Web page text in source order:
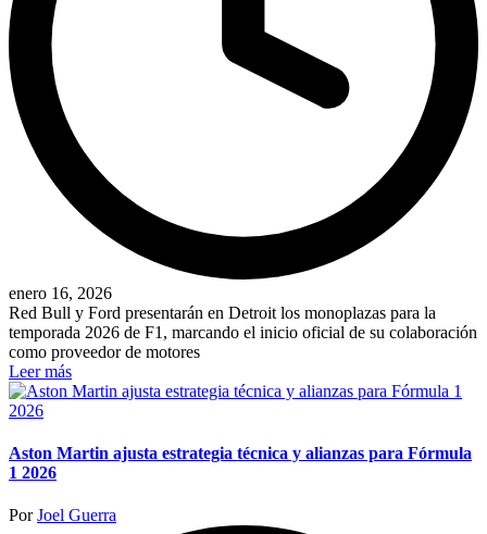
enero 16, 2026
Red Bull y Ford presentarán en Detroit los monoplazas para la
temporada 2026 de F1, marcando el inicio oficial de su colaboración
como proveedor de motores
Leer más
Aston Martin ajusta estrategia técnica y alianzas para Fórmula
1 2026
Publicado
PorJoel Guerra